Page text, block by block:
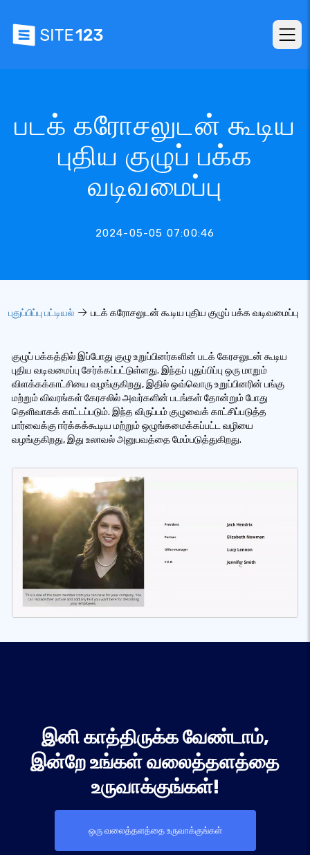
படக் கரோசலுடன் கூடிய
புதிய குழுப் பக்க
வடிவமைப்பு
2024-05-05 07:00:46
புதுப்பிப்பு பட்டியல் படக் கரோசலுடன் கூடிய புதிய குழுப் பக்க வடிவமைப்பு
குழுப் பக்கத்தில் இப்போது குழு உறுப்பினர்களின் படக் கேரசலுடன் கூடிய
புதிய வடிவமைப்பு சேர்க்கப்பட்டுள்ளது. இந்தப் புதுப்பிப்பு ஒரு மாறும்
விளக்கக்காட்சியை வழங்குகிறது, இதில் ஒவ்வொரு உறுப்பினரின் பங்கு
மற்றும் விவரங்கள் கேரசலில் அவர்களின் படங்கள் தோன்றும் போது
தெளிவாகக் காட்டப்படும். இந்த விருப்பம் குழுவைக் காட்சிப்படுத்த
பார்வைக்கு ஈர்க்கக்கூடிய மற்றும் ஒழுங்கமைக்கப்பட்ட வழியை
வழங்குகிறது, இது உலாவல் அனுபவத்தை மேம்படுத்துகிறது.
இனி காத்திருக்க வேண்டாம்,
இன்றே உங்கள் வலைத்தளத்தை
உருவாக்குங்கள்!
ஒரு வலைத்தளத்தை உருவாக்குங்கள்